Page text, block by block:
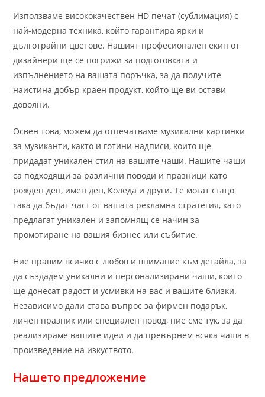
Използваме висококачествен HD печат (сублимация) с
най-модерна техника, който гарантира ярки и
дълготрайни цветове. Нашият професионален екип от
дизайнери ще се погрижи за подготовката и
изпълнението на вашата поръчка, за да получите
наистина добър краен продукт, който ще ви остави
доволни.
Освен това, можем да отпечатваме музикални картинки
за музиканти, както и готини надписи, които ще
придадат уникален стил на вашите чаши. Нашите чаши
са подходящи за различни поводи и празници като
рожден ден, имен ден, Коледа и други. Те могат също
така да бъдат част от вашата рекламна стратегия, като
предлагат уникален и запомнящ се начин за
промотиране на вашия бизнес или събитие.
Ние правим всичко с любов и внимание към детайла, за
да създадем уникални и персонализирани чаши, които
ще донесат радост и усмивки на вас и вашите близки.
Независимо дали става въпрос за фирмен подарък,
личен празник или специален повод, ние сме тук, за да
реализираме вашите идеи и да превърнем всяка чаша в
произведение на изкуството.
Нашето предложение